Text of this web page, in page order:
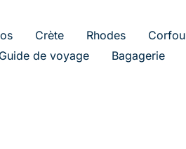
Crète Rhodes Corfou
Guide de voyage Bagagerie